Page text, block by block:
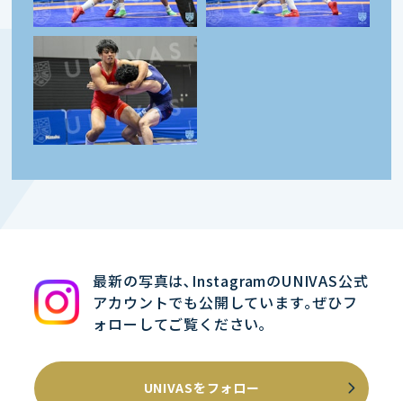
最新の写真は､InstagramのUNIVAS公式
アカウントでも公開しています｡ぜひフ
ォローしてご覧ください｡
UNIVASをフォロー